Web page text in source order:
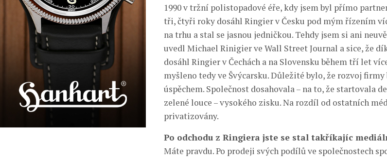
1990 v tržní polistopadové éře, kdy jsem byl přímo
tři, čtyři roky dosáhl Ringier v Česku pod mým řízením
na trhu a stal se jasnou jedničkou. Tehdy jsem si ani
uvedl Michael Rinigier ve Wall Street Journal a sice, že
dosáhl Ringier v Čechách a na Slovensku během tří let
myšleno tedy ve Švýcarsku. Důležité bylo, že rozvoj firmy
úspěchem. Společnost dosahovala – na to, že startovala
zelené louce – vysokého zisku. Na rozdíl od ostatních
privatizovány.
Po odchodu z Ringiera jste se stal takříkajíc
Máte pravdu. Po prodeji svých podílů ve společnostech